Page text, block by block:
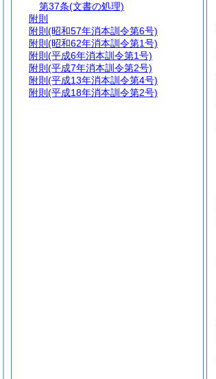
第37条(文書の処理)
附則
附則 (昭和57年消本訓令第6号)
附則 (昭和62年消本訓令第1号)
附則 (平成6年消本訓令第1号)
附則 (平成7年消本訓令第2号)
附則 (平成13年消本訓令第4号)
附則 (平成18年消本訓令第2号)